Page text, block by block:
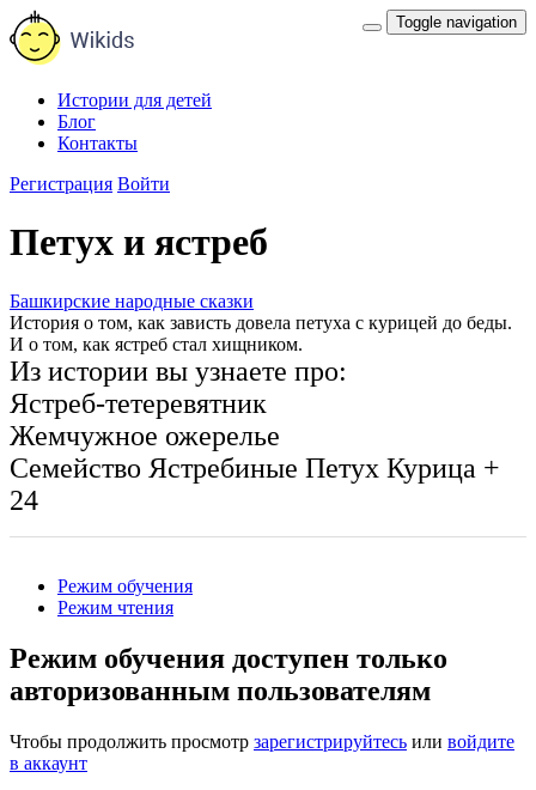
Toggle navigation
Истории для детей
Блог
Контакты
Регистрация Войти
Петух и ястреб
Башкирские народные сказки
История о том, как зависть довела петуха с курицей до беды.
И о том, как ястреб стал хищником.
Из истории вы узнаете про:
Ястреб-тетеревятник
Жемчужное ожерелье
Семейство Ястребиные Петух Курица +
24
Режим обучения
Режим чтения
Режим обучения доступен только
авторизованным пользователям
Чтобы продолжить просмотр зарегистрируйтесь или войдите
в аккаунт